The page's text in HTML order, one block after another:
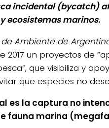
incidental (bycatch)
ecosistemas marinos.
Ambiente de
2017 un proyectos de
que visibiliza y
que especies no
es la captura no
fauna marina